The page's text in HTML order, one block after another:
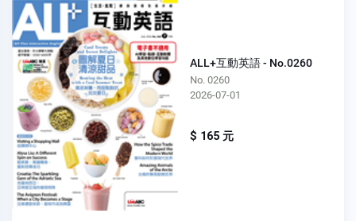
ALL+互動英語 - No.0260
No. 0260
2026-07-01
$ 165 元